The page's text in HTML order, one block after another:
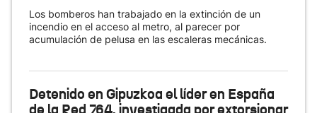
Los bomberos han trabajado en la extinción de un
incendio en el acceso al metro, al parecer por
acumulación de pelusa en las escaleras mecánicas.
Detenido en Gipuzkoa el líder en España